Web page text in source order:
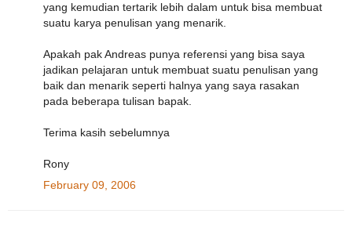
yang kemudian tertarik lebih dalam untuk bisa membuat
suatu karya penulisan yang menarik.
Apakah pak Andreas punya referensi yang bisa saya
jadikan pelajaran untuk membuat suatu penulisan yang
baik dan menarik seperti halnya yang saya rasakan
pada beberapa tulisan bapak.
Terima kasih sebelumnya
Rony
February 09, 2006